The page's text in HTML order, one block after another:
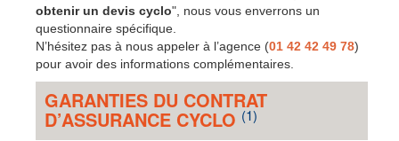
obtenir un devis cyclo", nous vous enverrons un
questionnaire spécifique.
N’hésitez pas à nous appeler à l’agence (01 42 42 49 78)
pour avoir des informations complémentaires.
GARANTIES DU CONTRAT
D’ASSURANCE CYCLO (1)